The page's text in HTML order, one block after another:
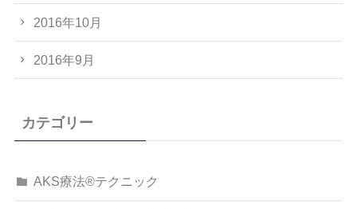
2016年10月
2016年9月
カテゴリー
AKS療法®テクニック